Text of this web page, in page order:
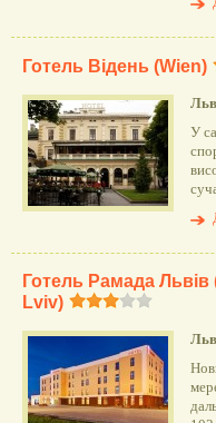
Готель Відень (Wien)
У
Готель Рамада
Lviv)